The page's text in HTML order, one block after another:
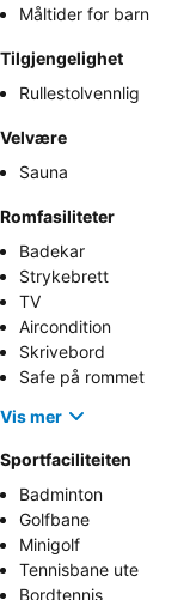
Måltider for barn
Tilgjengelighet
Rullestolvennlig
Velvære
Sauna
Romfasiliteter
Badekar
Strykebrett
TV
Aircondition
Skrivebord
Safe på rommet
Vis mer
Sportfaciliteiten
Badminton
Golfbane
Minigolf
Tennisbane ute
Bordtennis